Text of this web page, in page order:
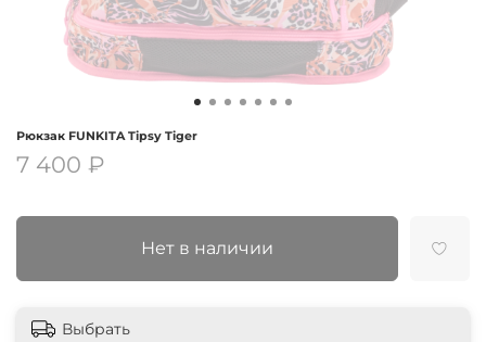
Рюкзак FUNKITA Tipsy Tiger
7 400 ₽
Нет в наличии
Выбрать